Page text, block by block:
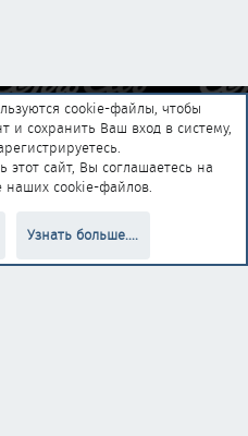
Помощь Главная
R
Jumuro®
cookie-файлы, чтобы
и сохранить Ваш вход в систему,
этот сайт, Вы соглашаетесь на
наших cookie-файлов.
Узнать больше....